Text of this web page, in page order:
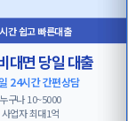
간 쉽고 빠른대출
대면 당일 대출
24시간 간편상담
누구나 10~5000
사업자 최대1억